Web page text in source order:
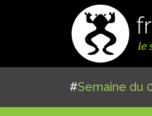
#Semaine du